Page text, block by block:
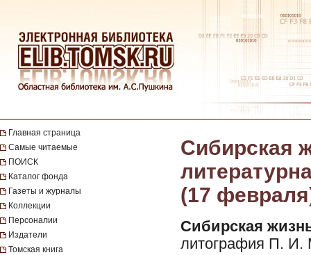
Главная страница
Самые читаемые
ПОИСК
Каталог фонда
Газеты и журналы
Коллекции
Персоналии
Издатели
Томская книга
Сибирская
(17
Сибирская
литография П. И.